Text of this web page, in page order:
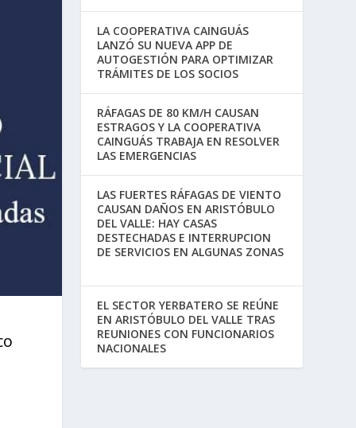
LA COOPERATIVA CAINGUÁS
LANZÓ SU NUEVA APP DE
AUTOGESTIÓN PARA OPTIMIZAR
TRÁMITES DE LOS SOCIOS
RÁFAGAS DE 80 KM/H CAUSAN
ESTRAGOS Y LA COOPERATIVA
CAINGUÁS TRABAJA EN RESOLVER
LAS EMERGENCIAS
LAS FUERTES RÁFAGAS DE VIENTO
CAUSAN DAÑOS EN ARISTÓBULO
DEL VALLE: HAY CASAS
DESTECHADAS E INTERRUPCION
DE SERVICIOS EN ALGUNAS ZONAS
EL SECTOR YERBATERO SE REÚNE
EN ARISTÓBULO DEL VALLE TRAS
REUNIONES CON FUNCIONARIOS
NACIONALES